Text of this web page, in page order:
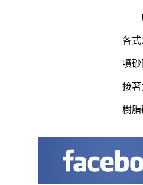
各
噴
接
樹